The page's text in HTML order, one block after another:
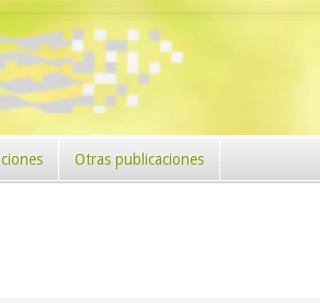
Otras publicaciones